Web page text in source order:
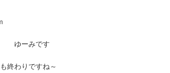
ゆーみです
終わりですね～